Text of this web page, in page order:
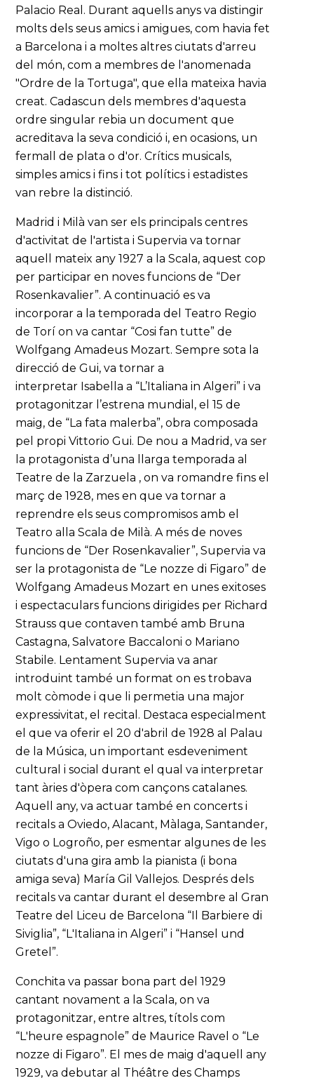
Palacio Real. Durant aquells anys va distingir
molts dels seus amics i amigues, com havia fet
a Barcelona i a moltes altres ciutats d'arreu
del món, com a membres de l'anomenada
"Ordre de la Tortuga", que ella mateixa havia
creat. Cadascun dels membres d'aquesta
ordre singular rebia un document que
acreditava la seva condició i, en ocasions, un
fermall de plata o d'or. Crítics musicals,
simples amics i fins i tot polítics i estadistes
van rebre la distinció.
Madrid i Milà van ser els principals centres
d'activitat de l'artista i Supervia va tornar
aquell mateix any 1927 a la Scala, aquest cop
per participar en noves funcions de “Der
Rosenkavalier”. A continuació es va
incorporar a la temporada del Teatro Regio
de Torí on va cantar “Cosi fan tutte” de
Wolfgang Amadeus Mozart. Sempre sota la
direcció de Gui, va tornar a
interpretar Isabella a “L’Italiana in Algeri” i va
protagonitzar l’estrena mundial, el 15 de
maig, de “La fata malerba”, obra composada
pel propi Vittorio Gui. De nou a Madrid, va ser
la protagonista d’una llarga temporada al
Teatre de la Zarzuela , on va romandre fins el
març de 1928, mes en que va tornar a
reprendre els seus compromisos amb el
Teatro alla Scala de Milà. A més de noves
funcions de “Der Rosenkavalier”, Supervia va
ser la protagonista de “Le nozze di Figaro” de
Wolfgang Amadeus Mozart en unes exitoses
i espectaculars funcions dirigides per Richard
Strauss que contaven també amb Bruna
Castagna, Salvatore Baccaloni o Mariano
Stabile. Lentament Supervia va anar
introduint també un format on es trobava
molt còmode i que li permetia una major
expressivitat, el recital. Destaca especialment
el que va oferir el 20 d'abril de 1928 al Palau
de la Música, un important esdeveniment
cultural i social durant el qual va interpretar
tant àries d'òpera com cançons catalanes.
Aquell any, va actuar també en concerts i
recitals a Oviedo, Alacant, Màlaga, Santander,
Vigo o Logroño, per esmentar algunes de les
ciutats d'una gira amb la pianista (i bona
amiga seva) María Gil Vallejos. Després dels
recitals va cantar durant el desembre al Gran
Teatre del Liceu de Barcelona “Il Barbiere di
Siviglia”, “L'Italiana in Algeri” i “Hansel und
Gretel”.
Conchita va passar bona part del 1929
cantant novament a la Scala, on va
protagonitzar, entre altres, títols com
“L'heure espagnole” de Maurice Ravel o “Le
nozze di Figaro”. El mes de maig d'aquell any
1929, va debutar al Théâtre des Champs